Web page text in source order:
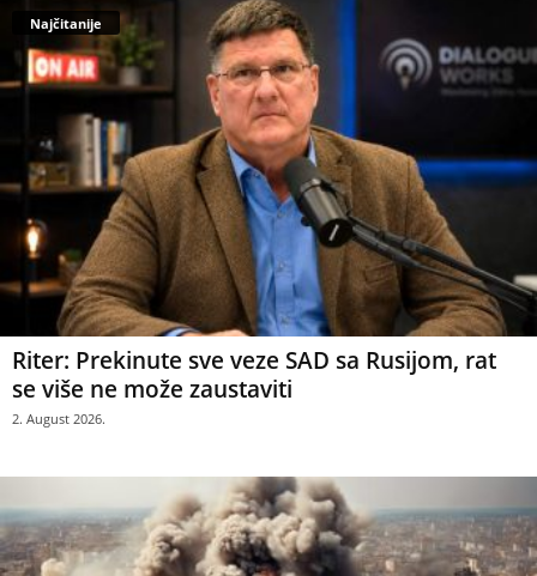
Najčitanije
Riter: Prekinute sve veze SAD sa Rusijom, rat
se više ne može zaustaviti
2. August 2026.